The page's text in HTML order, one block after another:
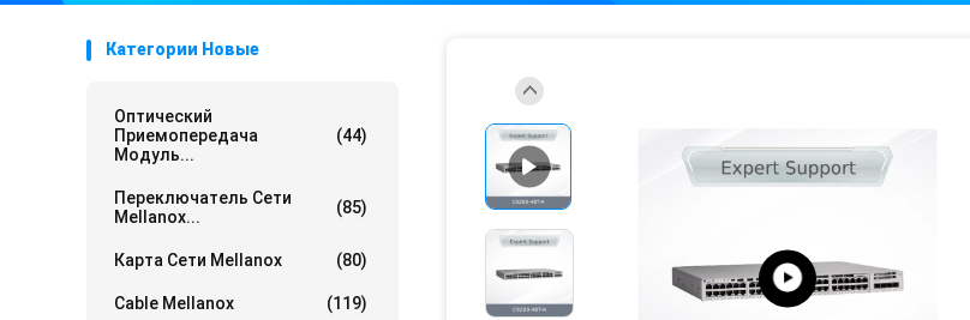
Категории Новые
Оптический
Приемопередача
Модуль...
(44)
Переключатель Сети
Mellanox...
(85)
Карта Сети Mellanox (80)
Cable Mellanox (119)